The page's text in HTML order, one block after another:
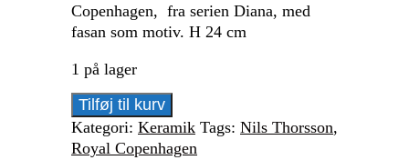
Copenhagen, fra serien Diana, med
fasan som motiv. H 24 cm
1 på lager
Nils
Thorsson
vase
Tilføj til kurv
Kategori: Keramik Tags: Nils Thorsson,
Royal Copenhagen